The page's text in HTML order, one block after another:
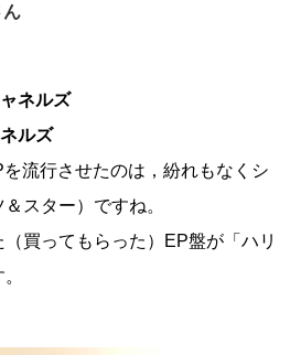
ネルズ
ルズ
流行させたのは，紛れもなくシ
スター）ですね。
買ってもらった）EP盤が「ハリ